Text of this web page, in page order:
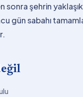
sonra şehrin
gün sabahı